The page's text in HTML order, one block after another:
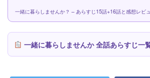
一緒に暮らしませんか？ – あらすじ15話+16話と感想レビ
一緒に暮らしませんか 全話あらすじ一